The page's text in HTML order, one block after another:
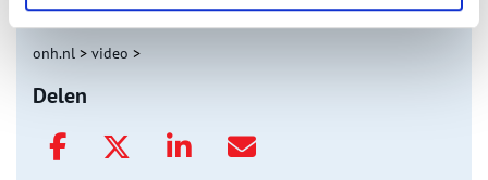
onh.nl > video >
Delen